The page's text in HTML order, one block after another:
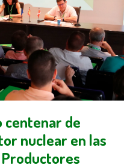
centenar de
nuclear en las